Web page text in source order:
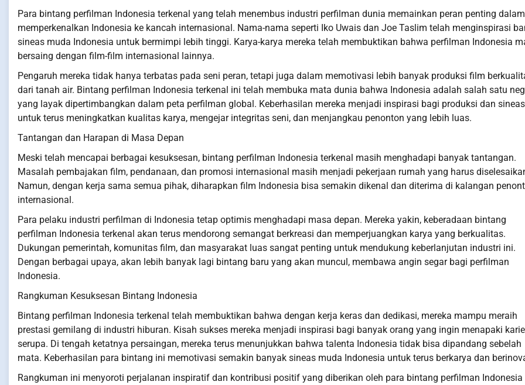
Para bintang perfilman Indonesia terkenal yang telah menembus industri perfilman dunia memainkan peran penting dalam
memperkenalkan Indonesia ke kancah internasional. Nama-nama seperti Iko Uwais dan Joe Taslim telah menginspirasi
sineas muda Indonesia untuk bermimpi lebih tinggi. Karya-karya mereka telah membuktikan bahwa perfilman Indonesia
bersaing dengan film-film internasional lainnya.
Pengaruh mereka tidak hanya terbatas pada seni peran, tetapi juga dalam memotivasi lebih banyak produksi film
dari tanah air. Bintang perfilman Indonesia terkenal ini telah membuka mata dunia bahwa Indonesia adalah salah satu
yang layak dipertimbangkan dalam peta perfilman global. Keberhasilan mereka menjadi inspirasi bagi produksi dan
untuk terus meningkatkan kualitas karya, mengejar integritas seni, dan menjangkau penonton yang lebih luas.
Tantangan dan Harapan di Masa Depan
Meski telah mencapai berbagai kesuksesan, bintang perfilman Indonesia terkenal masih menghadapi banyak tantangan.
Masalah pembajakan film, pendanaan, dan promosi internasional masih menjadi pekerjaan rumah yang harus
Namun, dengan kerja sama semua pihak, diharapkan film Indonesia bisa semakin dikenal dan diterima di kalangan
internasional.
Para pelaku industri perfilman di Indonesia tetap optimis menghadapi masa depan. Mereka yakin, keberadaan bintang
perfilman Indonesia terkenal akan terus mendorong semangat berkreasi dan memperjuangkan karya yang berkualitas.
Dukungan pemerintah, komunitas film, dan masyarakat luas sangat penting untuk mendukung keberlanjutan industri ini.
Dengan berbagai upaya, akan lebih banyak lagi bintang baru yang akan muncul, membawa angin segar bagi perfilman
Indonesia.
Rangkuman Kesuksesan Bintang Indonesia
Bintang perfilman Indonesia terkenal telah membuktikan bahwa dengan kerja keras dan dedikasi, mereka mampu meraih
prestasi gemilang di industri hiburan. Kisah sukses mereka menjadi inspirasi bagi banyak orang yang ingin menapaki
serupa. Di tengah ketatnya persaingan, mereka terus menunjukkan bahwa talenta Indonesia tidak bisa dipandang sebelah
mata. Keberhasilan para bintang ini memotivasi semakin banyak sineas muda Indonesia untuk terus berkarya dan
Rangkuman ini menyoroti perjalanan inspiratif dan kontribusi positif yang diberikan oleh para bintang perfilman Indonesia